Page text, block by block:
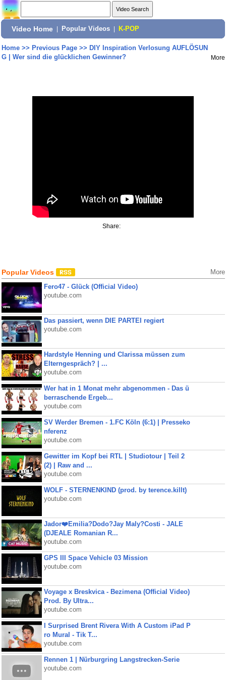
Video Home Popular Videos K-POP
Home>> Previous Page>> DIY Inspiration Verlosung AUFLÖSUN
G | Wer sind die glücklichen Gewinner?
More
Share:
Popular Videos More
Fero47 - Glück (Official Video)
youtube.com
Das passiert, wenn DIE PARTEI regiert
youtube.com
Hardstyle Henning und Clarissa müssen zum
Elterngespräch? | ...
youtube.com
Wer hat in 1 Monat mehr abgenommen - Das ü
berraschende Ergeb...
youtube.com
SV Werder Bremen - 1.FC Köln (6:1) | Presseko
nferenz
youtube.com
Gewitter im Kopf bei RTL | Studiotour | Teil 2
(2) | Raw and ...
youtube.com
WOLF - STERNENKIND (prod. by terence.killt)
youtube.com
Jador❤️Emilia?Dodo?Jay Maly?Costi - JALE
(DJEALE Romanian R...
youtube.com
GPS III Space Vehicle 03 Mission
youtube.com
Voyage x Breskvica - Bezimena (Official Video)
Prod. By Ultra...
youtube.com
I Surprised Brent Rivera With A Custom iPad P
ro Mural - Tik T...
youtube.com
Rennen 1 | Nürburgring Langstrecken-Serie
youtube.com